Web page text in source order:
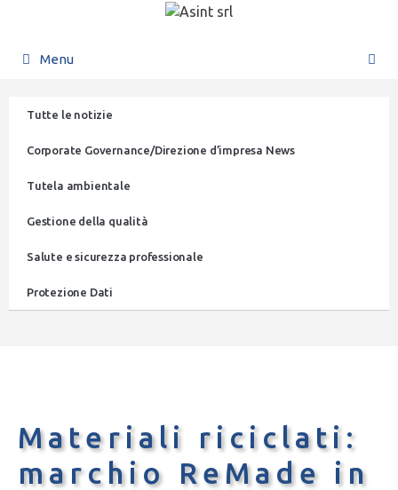
Menu
Tutte le notizie
Corporate Governance/Direzione d’impresa News
Tutela ambientale
Gestione della qualità
Salute e sicurezza professionale
Protezione Dati
Materiali riciclati:
marchio ReMade in